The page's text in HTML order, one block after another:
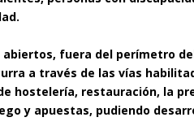
fuera del perímetro
a través de las vías
hostelería, restauración, la
y apuestas, pudiendo